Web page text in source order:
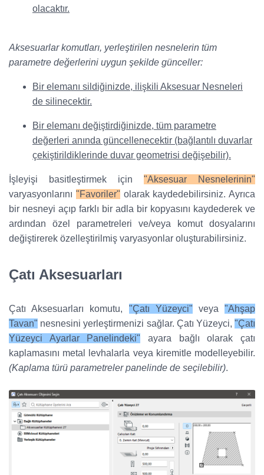
olacaktır.
Aksesuarlar komutları, yerleştirilen nesnelerin tüm
parametre değerlerini uygun şekilde günceller:
Bir elemanı sildiğinizde, ilişkili Aksesuar Nesneleri
de silinecektir.
Bir elemanı değiştirdiğinizde, tüm parametre
değerleri anında güncellenecektir (bağlantılı duvarlar
çekiştirildiklerinde duvar geometrisi değişebilir).
İşleyişi basitleştirmek için "Aksesuar Nesnelerinin"
varyasyonlarını "Favoriler" olarak kaydedebilirsiniz. Ayrıca
bir nesneyi açıp farklı bir adla bir kopyasını kaydederek ve
ardından özel parametreleri ve/veya komut dosyalarını
değiştirerek özelleştirilmiş varyasyonlar oluşturabilirsiniz.
Çatı Aksesuarları
Çatı Aksesuarları komutu, "Çatı Yüzeyci" veya"Ahşap
Tavan" nesnesini yerleştirmenizi sağlar. Çatı Yüzeyci, "Çatı
Yüzeyci Ayarlar Panelindeki" ayara bağlı olarak çatı
kaplamasını metal levhalarla veya kiremitle modelleyebilir.
(Kaplama türü parametreler panelinde de seçilebilir).